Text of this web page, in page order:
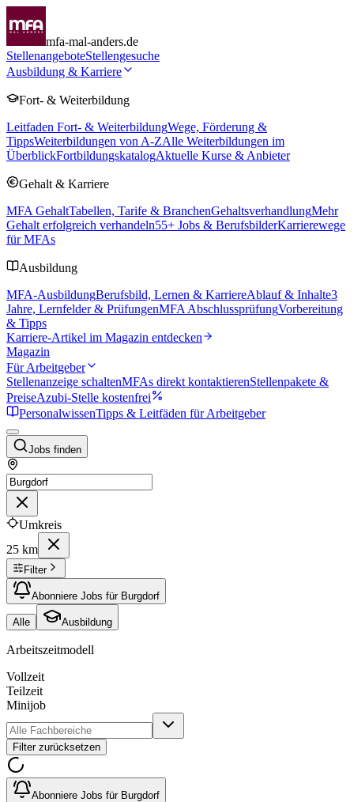
mfa-mal-anders.de
StellenangeboteStellengesuche
Ausbildung & Karriere
Fort- & Weiterbildung
Leitfaden Fort- & WeiterbildungWege, Förderung &
TippsWeiterbildungen von A-ZAlle Weiterbildungen im
ÜberblickFortbildungskatalogAktuelle Kurse & Anbieter
Gehalt & Karriere
MFA GehaltTabellen, Tarife & BranchenGehaltsverhandlungMehr
Gehalt erfolgreich verhandeln55+ Jobs & BerufsbilderKarrierewege
für MFAs
Ausbildung
MFA-AusbildungBerufsbild, Lernen & KarriereAblauf & Inhalte3
Jahre, Lernfelder & PrüfungenMFA AbschlussprüfungVorbereitung
& Tipps
Karriere-Artikel im Magazin entdecken
Magazin
Für Arbeitgeber
Stellenanzeige schaltenMFAs direkt kontaktierenStellenpakete &
PreiseAzubi-Stelle kostenfrei
PersonalwissenTipps & Leitfäden für Arbeitgeber
Jobs finden
Umkreis
25 km
Filter
Abonniere Jobs für Burgdorf
Alle Ausbildung
Arbeitszeitmodell
Vollzeit
Teilzeit
Minijob
Filter zurücksetzen
Abonniere Jobs für Burgdorf